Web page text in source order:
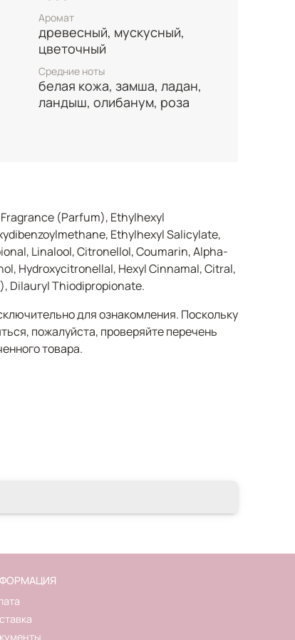
тело.
дизайне Private Blend —
нишевой роскоши и тех,
тихой, но уверенной
Аромат
древесный, мускусный,
цветочный
Средние ноты
белая кожа, замша, ладан,
ландыш, олибанум, роза
(Parfum), Ethylhexyl
Ethylhexyl Salicylate,
Linalool, Citronellol, Coumarin, Alpha-
Hydroxycitronellal, Hexyl Cinnamal, Citral,
Dilauryl Thiodipropionate.
для ознакомления. Поскольку
пожалуйста, проверяйте перечень
товара.